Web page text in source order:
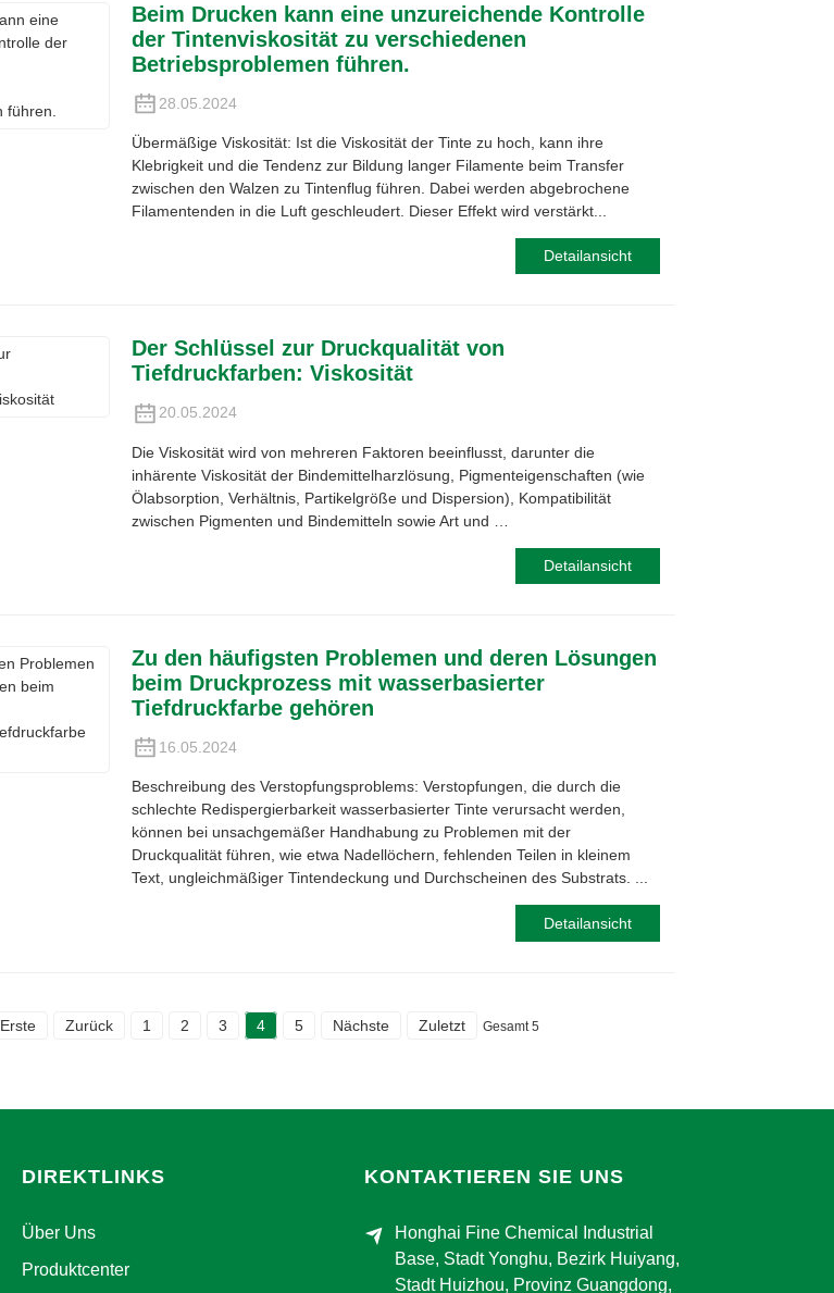
Beim Drucken kann eine unzureichende Kontrolle
der Tintenviskosität zu verschiedenen
Betriebsproblemen führen.
28.05.2024
Übermäßige Viskosität: Ist die Viskosität der Tinte zu hoch, kann ihre
Klebrigkeit und die Tendenz zur Bildung langer Filamente beim Transfer
zwischen den Walzen zu Tintenflug führen. Dabei werden abgebrochene
Filamentenden in die Luft geschleudert. Dieser Effekt wird verstärkt...
Detailansicht
Der Schlüssel zur Druckqualität von
Tiefdruckfarben: Viskosität
20.05.2024
Die Viskosität wird von mehreren Faktoren beeinflusst, darunter die
inhärente Viskosität der Bindemittelharzlösung, Pigmenteigenschaften (wie
Ölabsorption, Verhältnis, Partikelgröße und Dispersion), Kompatibilität
zwischen Pigmenten und Bindemitteln sowie Art und …
Detailansicht
Zu den häufigsten Problemen und deren Lösungen
beim Druckprozess mit wasserbasierter
Tiefdruckfarbe gehören
16.05.2024
Beschreibung des Verstopfungsproblems: Verstopfungen, die durch die
schlechte Redispergierbarkeit wasserbasierter Tinte verursacht werden,
können bei unsachgemäßer Handhabung zu Problemen mit der
Druckqualität führen, wie etwa Nadellöchern, fehlenden Teilen in kleinem
Text, ungleichmäßiger Tintendeckung und Durchscheinen des Substrats. ...
Detailansicht
Erste Zurück 1 2 3 4 5 Nächste Zuletzt Gesamt 5
DIREKTLINKS
Über Uns
Produktcenter
KONTAKTIEREN SIE UNS
Honghai Fine Chemical Industrial
Base, Stadt Yonghu, Bezirk Huiyang,
Stadt Huizhou, Provinz Guangdong,